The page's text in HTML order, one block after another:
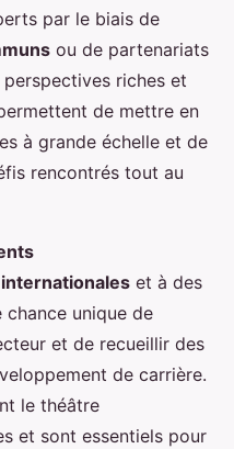
par le biais de
ou de partenariats
riches et
de mettre en
à grande échelle et de
rencontrés tout au
et à des
unique de
et de recueillir des
de carrière.
le théâtre
et sont essentiels pour